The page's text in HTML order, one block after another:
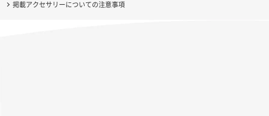
掲載アクセサリーについての注意事項